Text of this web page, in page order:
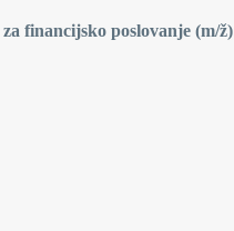
financijsko poslovanje (m/ž)